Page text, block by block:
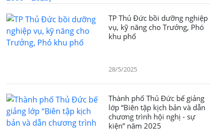
TP Thủ Đức bồi dưỡng nghiệp
vụ, kỹ năng cho Trưởng, Phó
khu phố
28/5/2025
Thành phố Thủ Đức bế giảng
lớp “Biên tập kịch bản và dẫn
chương trình hội nghị - sự
kiện” năm 2025